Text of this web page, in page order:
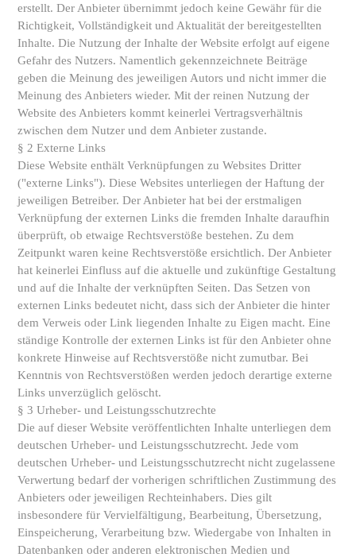
erstellt. Der Anbieter übernimmt jedoch keine Gewähr für die
Richtigkeit, Vollständigkeit und Aktualität der bereitgestellten
Inhalte. Die Nutzung der Inhalte der Website erfolgt auf eigene
Gefahr des Nutzers. Namentlich gekennzeichnete Beiträge
geben die Meinung des jeweiligen Autors und nicht immer die
Meinung des Anbieters wieder. Mit der reinen Nutzung der
Website des Anbieters kommt keinerlei Vertragsverhältnis
zwischen dem Nutzer und dem Anbieter zustande.
§ 2 Externe Links
Diese Website enthält Verknüpfungen zu Websites Dritter
("externe Links"). Diese Websites unterliegen der Haftung der
jeweiligen Betreiber. Der Anbieter hat bei der erstmaligen
Verknüpfung der externen Links die fremden Inhalte daraufhin
überprüft, ob etwaige Rechtsverstöße bestehen. Zu dem
Zeitpunkt waren keine Rechtsverstöße ersichtlich. Der Anbieter
hat keinerlei Einfluss auf die aktuelle und zukünftige Gestaltung
und auf die Inhalte der verknüpften Seiten. Das Setzen von
externen Links bedeutet nicht, dass sich der Anbieter die hinter
dem Verweis oder Link liegenden Inhalte zu Eigen macht. Eine
ständige Kontrolle der externen Links ist für den Anbieter ohne
konkrete Hinweise auf Rechtsverstöße nicht zumutbar. Bei
Kenntnis von Rechtsverstößen werden jedoch derartige externe
Links unverzüglich gelöscht.
§ 3 Urheber- und Leistungsschutzrechte
Die auf dieser Website veröffentlichten Inhalte unterliegen dem
deutschen Urheber- und Leistungsschutzrecht. Jede vom
deutschen Urheber- und Leistungsschutzrecht nicht zugelassene
Verwertung bedarf der vorherigen schriftlichen Zustimmung des
Anbieters oder jeweiligen Rechteinhabers. Dies gilt
insbesondere für Vervielfältigung, Bearbeitung, Übersetzung,
Einspeicherung, Verarbeitung bzw. Wiedergabe von Inhalten in
Datenbanken oder anderen elektronischen Medien und